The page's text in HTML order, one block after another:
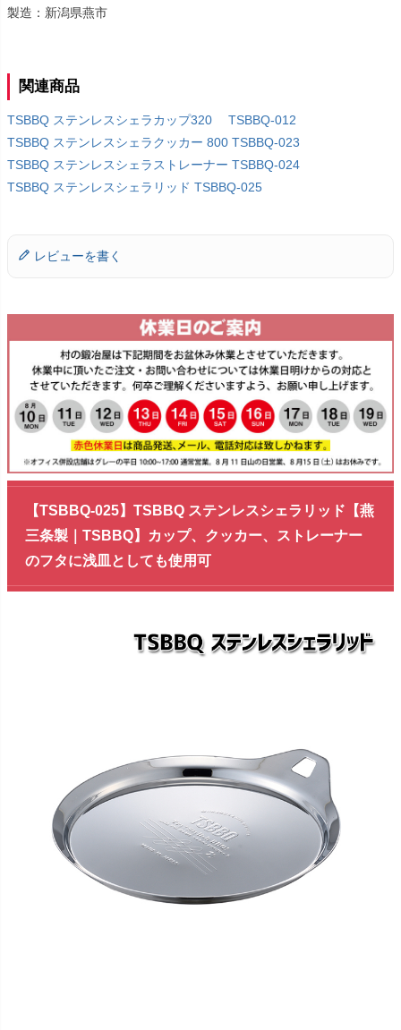
製造：新潟県燕市
関連商品
TSBBQ ステンレスシェラカップ320 TSBBQ-012
TSBBQ ステンレスシェラクッカー 800 TSBBQ-023
TSBBQ ステンレスシェラストレーナー TSBBQ-024
TSBBQ ステンレスシェラリッド TSBBQ-025
レビューを書く
【TSBBQ-025】TSBBQ ステンレスシェラリッド【燕
三条製｜TSBBQ】カップ、クッカー、ストレーナー
のフタに浅皿としても使用可